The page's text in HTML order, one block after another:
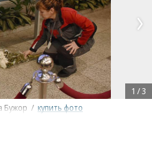
Бужор / купить фото
1 /3